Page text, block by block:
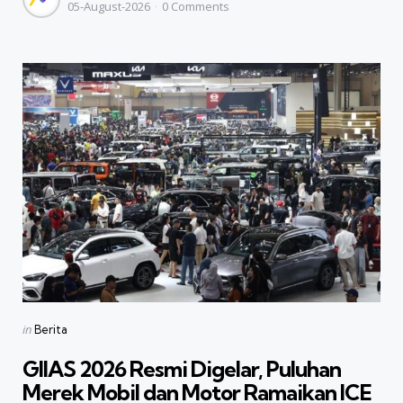
by
05-August-2026 0 Comments
Categories
Posted
inBerita
GIIAS 2026 Resmi Digelar, Puluhan
Merek Mobil dan Motor Ramaikan ICE